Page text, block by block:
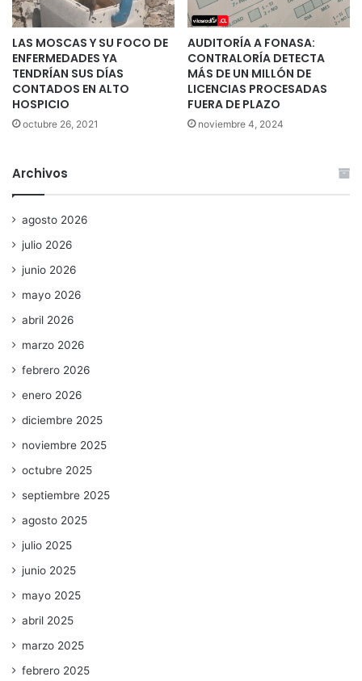
LAS MOSCAS Y SU FOCO DE
ENFERMEDADES YA
TENDRÍAN SUS DÍAS
CONTADOS EN ALTO
HOSPICIO
octubre 26, 2021
AUDITORÍA A FONASA:
CONTRALORÍA DETECTA
MÁS DE UN MILLÓN DE
LICENCIAS PROCESADAS
FUERA DE PLAZO
noviembre 4, 2024
Archivos
agosto 2026
julio 2026
junio 2026
mayo 2026
abril 2026
marzo 2026
febrero 2026
enero 2026
diciembre 2025
noviembre 2025
octubre 2025
septiembre 2025
agosto 2025
julio 2025
junio 2025
mayo 2025
abril 2025
marzo 2025
febrero 2025